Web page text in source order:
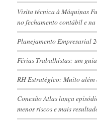
Visita técnica à Máquinas
no fechamento contábil e
Planejamento Empresarial
Férias Trabalhistas: um
RH Estratégico: Muito
Conexão Atlas lança
menos riscos e mais